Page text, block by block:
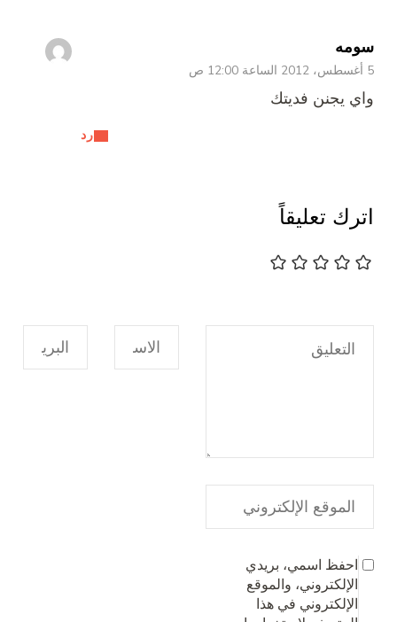
سومه
5 أغسطس، 2012 الساعة 12:00 ص
رد
واي يجنن فديتك
اترك تعليقاً
احفظ اسمي، بريدي
الإلكتروني، والموقع
الإلكتروني في هذا